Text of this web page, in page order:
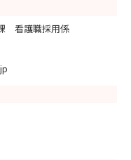
看護職採用係